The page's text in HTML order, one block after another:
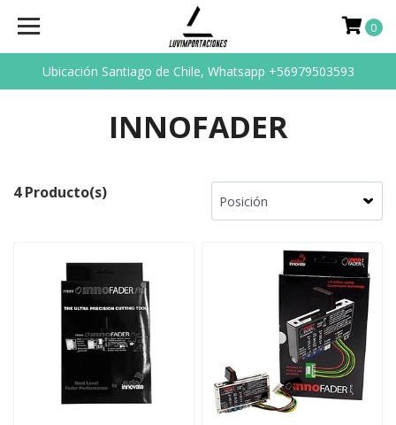
Ubicación Santiago de Chile, Whatsapp +56979503593
0
INNOFADER
4 Producto(s)